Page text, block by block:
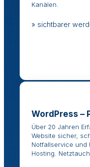
Kanälen.
» sichtbarer
WordPress –
Über 20 Jahren
Website sicher,
Notfallservice und
Hosting.